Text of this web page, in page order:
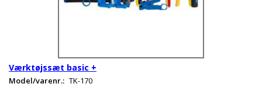
Værktøjssæt basic +
Model/varenr.: TK-170